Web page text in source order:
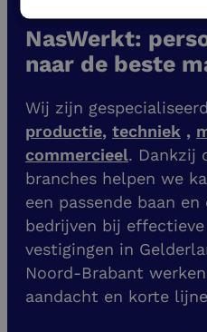
NasWerkt:
naar de beste
Wij zijn
productie, techniek ,
commercieel. Dankzij
branches helpen we
een passende baan
bedrijven bij
vestigingen in
Noord-Brabant
aandacht en korte